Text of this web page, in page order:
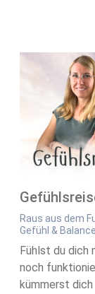
Raus aus dem
Gefühl &
Fühlst du dich
noch
kümmerst